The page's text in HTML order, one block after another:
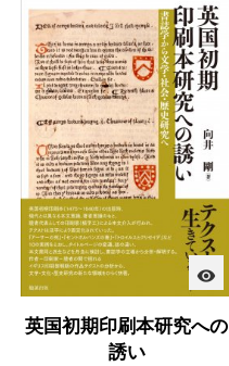
visibility
英国初期印刷本研究への
誘い